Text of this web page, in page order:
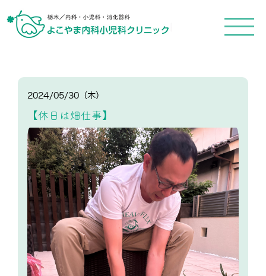
メ
ニ
ュ
2024/05/30（木）
【休日は畑仕事】